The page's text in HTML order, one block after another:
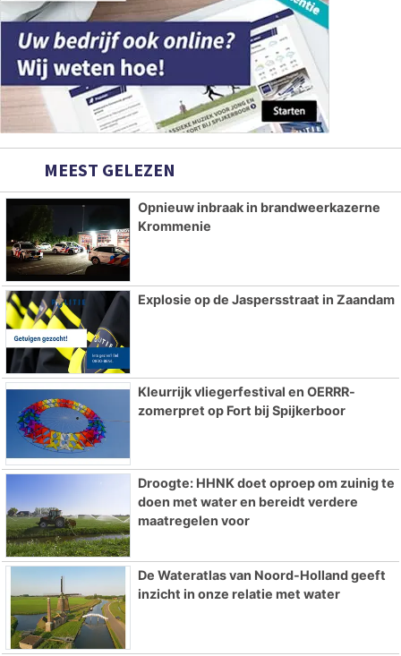
MEEST GELEZEN
Opnieuw inbraak in brandweerkazerne
Krommenie
Explosie op de Jaspersstraat in Zaandam
Kleurrijk vliegerfestival en OERRR-
zomerpret op Fort bij Spijkerboor
Droogte: HHNK doet oproep om zuinig te
doen met water en bereidt verdere
maatregelen voor
De Wateratlas van Noord-Holland geeft
inzicht in onze relatie met water